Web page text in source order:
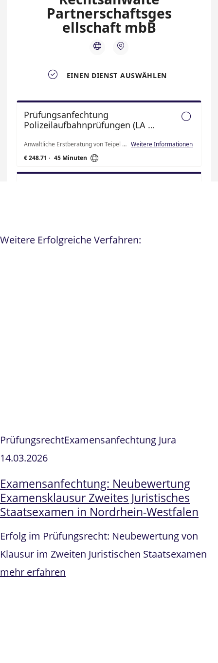
Weitere Erfolgreiche Verfahren:
PrüfungsrechtExamensanfechtung Jura
14.03.2026
Examensanfechtung: Neubewertung
Examensklausur Zweites Juristisches
Staatsexamen in Nordrhein-Westfalen
Erfolg im Prüfungsrecht: Neubewertung von
Klausur im Zweiten Juristischen Staatsexamen
mehr erfahren